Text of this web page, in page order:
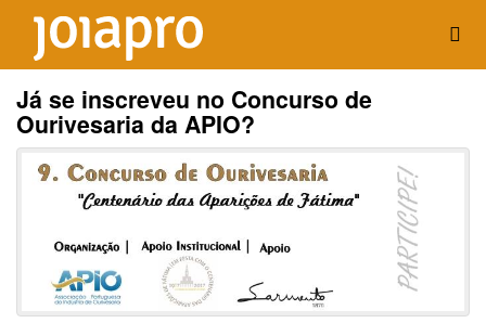
Já se inscreveu no Concurso de
Ourivesaria da APIO?